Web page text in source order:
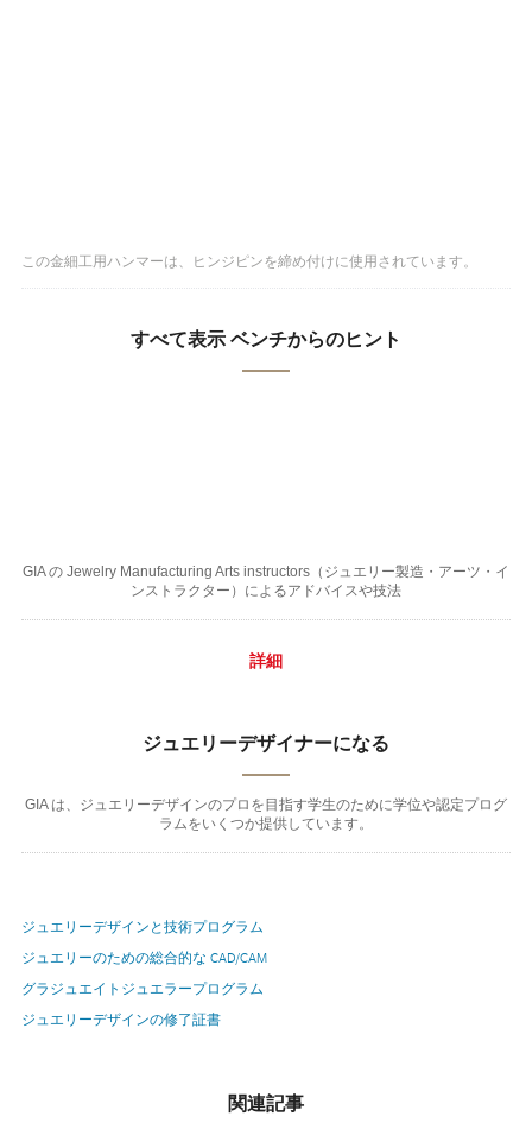
この金細工用ハンマーは、ヒンジピンを締め付けに使用されています。
すべて表示 ベンチからのヒント
GIA の Jewelry Manufacturing Arts instructors（ジュエリー製造・アーツ・イ
ンストラクター）によるアドバイスや技法
詳細
ジュエリーデザイナーになる
GIA は、ジュエリーデザインのプロを目指す学生のために学位や認定プログ
ラムをいくつか提供しています。
ジュエリーデザインと技術プログラム
ジュエリーのための総合的な CAD/CAM
グラジュエイトジュエラープログラム
ジュエリーデザインの修了証書
関連記事